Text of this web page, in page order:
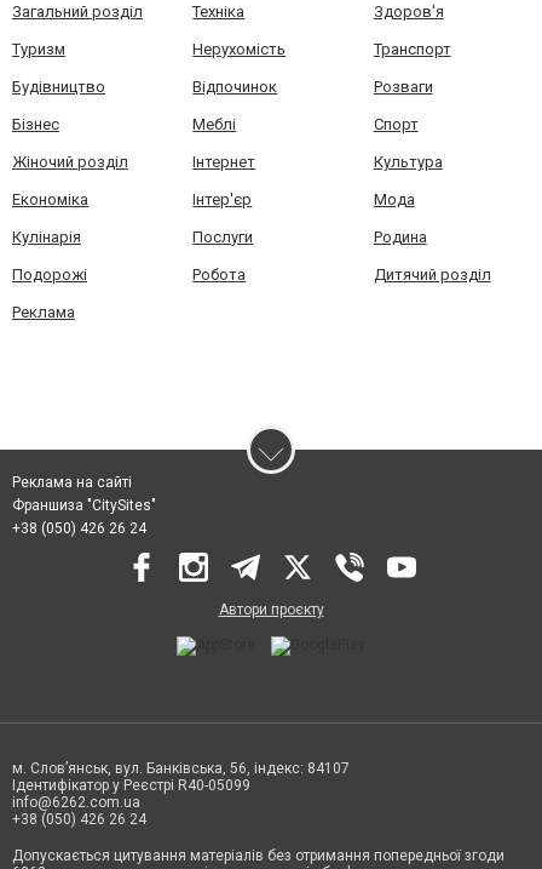
Загальний розділ Техніка Здоров'я
Туризм Нерухомість Транспорт
Будівництво Відпочинок Розваги
Бізнес Меблі Спорт
Жіночий розділ Інтернет Культура
Економіка Інтер'єр Мода
Кулінарія Послуги Родина
Подорожі Робота Дитячий розділ
Реклама
Реклама на сайті
Франшиза "CitySites"
+38 (050) 426 26 24
Автори проєкту
м. Слов’янськ, вул. Банківська, 56, індекс: 84107
Ідентифікатор у Реєстрі R40-05099
info@6262.com.ua
+38 (050) 426 26 24
Допускається цитування матеріалів без отримання попередньої згоди